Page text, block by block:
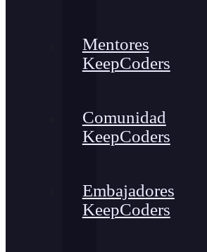
Mentores
KeepCoders
Comunidad
KeepCoders
Embajadores
KeepCoders